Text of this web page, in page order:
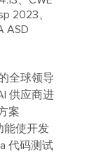
2023、
ASD
全球领导
供应商进
案
能使开发
代码测试